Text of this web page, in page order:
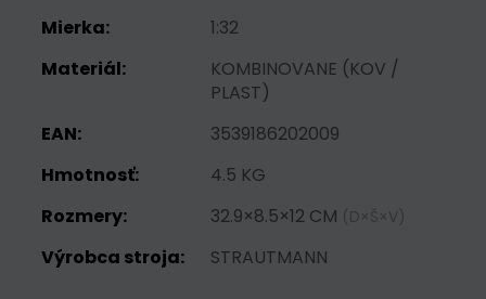
Mierka:
1:32
Materiál:
KOMBINOVANE (KOV /
PLAST)
EAN:
3539186202009
Hmotnosť:
4.5 KG
Rozmery:
32.9×8.5×12 CM (D×Š×V)
Výrobca stroja: STRAUTMANN